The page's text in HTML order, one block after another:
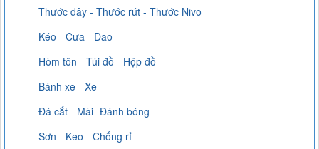
Thước dây - Thước rút - Thước Nivo
Kéo - Cưa - Dao
Hòm tôn - Túi đồ - Hộp đồ
Bánh xe - Xe
Đá cắt - Mài -Đánh bóng
Sơn - Keo - Chống rỉ